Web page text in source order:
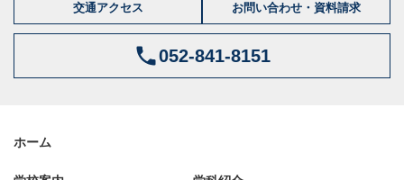
交通アクセス お問い合わせ・資料請求
052-841-8151
ホーム